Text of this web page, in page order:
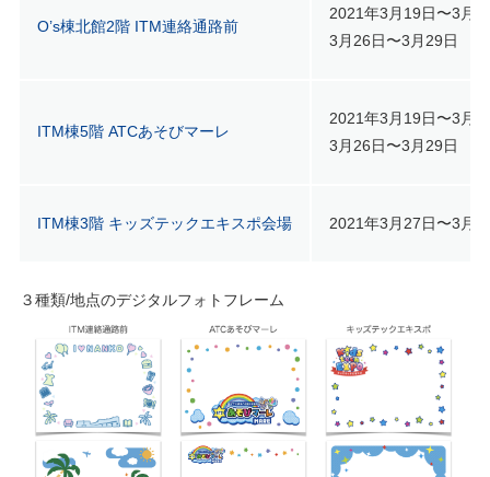
O’s棟北館2階 ITM連絡通路前
2021年3⽉19⽇〜3⽉
3⽉26⽇〜3⽉29⽇
ITM棟5階 ATCあそびマーレ
2021年3⽉19⽇〜3⽉
3⽉26⽇〜3⽉29⽇
ITM棟3階 キッズテックエキスポ会場 2021年3⽉27⽇〜3⽉
３種類/地点のデジタルフォトフレーム